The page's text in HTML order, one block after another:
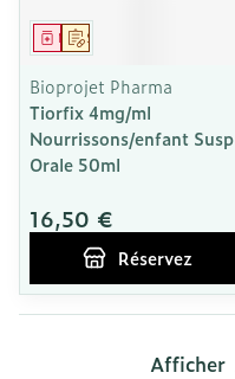
Sur prescription
Médicament
Bioprojet Pharma
Tiorfix 4mg/ml
Nourrissons/enfant Susp
Orale 50ml
16,50 €
Réservez
Afficher